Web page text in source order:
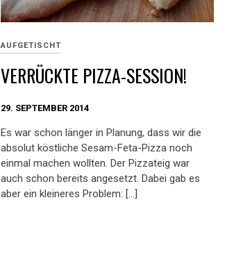
AUFGETISCHT
VERRÜCKTE PIZZA-SESSION!
29. SEPTEMBER 2014
Es war schon länger in Planung, dass wir die
absolut köstliche Sesam-Feta-Pizza noch
einmal machen wollten. Der Pizzateig war
auch schon bereits angesetzt. Dabei gab es
aber ein kleineres Problem: […]